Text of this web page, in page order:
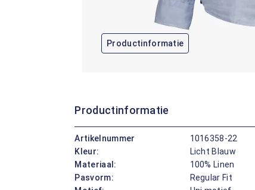
Productinformatie
Productinformatie
Artikelnummer
1016358-22
Kleur:
Licht Blauw
Materiaal:
100% Linen
Pasvorm:
Regular Fit